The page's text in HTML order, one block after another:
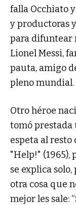
falla Occhiato
y productoras
para difuntear
Lionel Messi,
pauta, amigo
pleno mundial.
Otro héroe
tomó prestada
espeta al resto
"Help!" (1965),
se explica
otra cosa que
mejor les sale: